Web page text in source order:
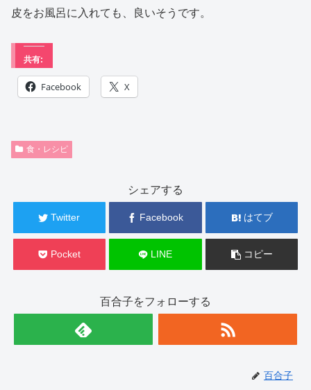
皮をお風呂に入れても、良いそうです。
共有:
Facebook X
食・レシピ
シェアする
Twitter Facebook はてブ
Pocket LINE コピー
百合子をフォローする
百合子